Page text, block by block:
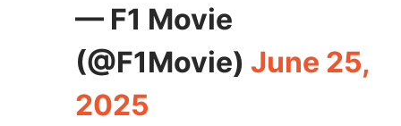
— F1 Movie
(@F1Movie) June 25,
2025